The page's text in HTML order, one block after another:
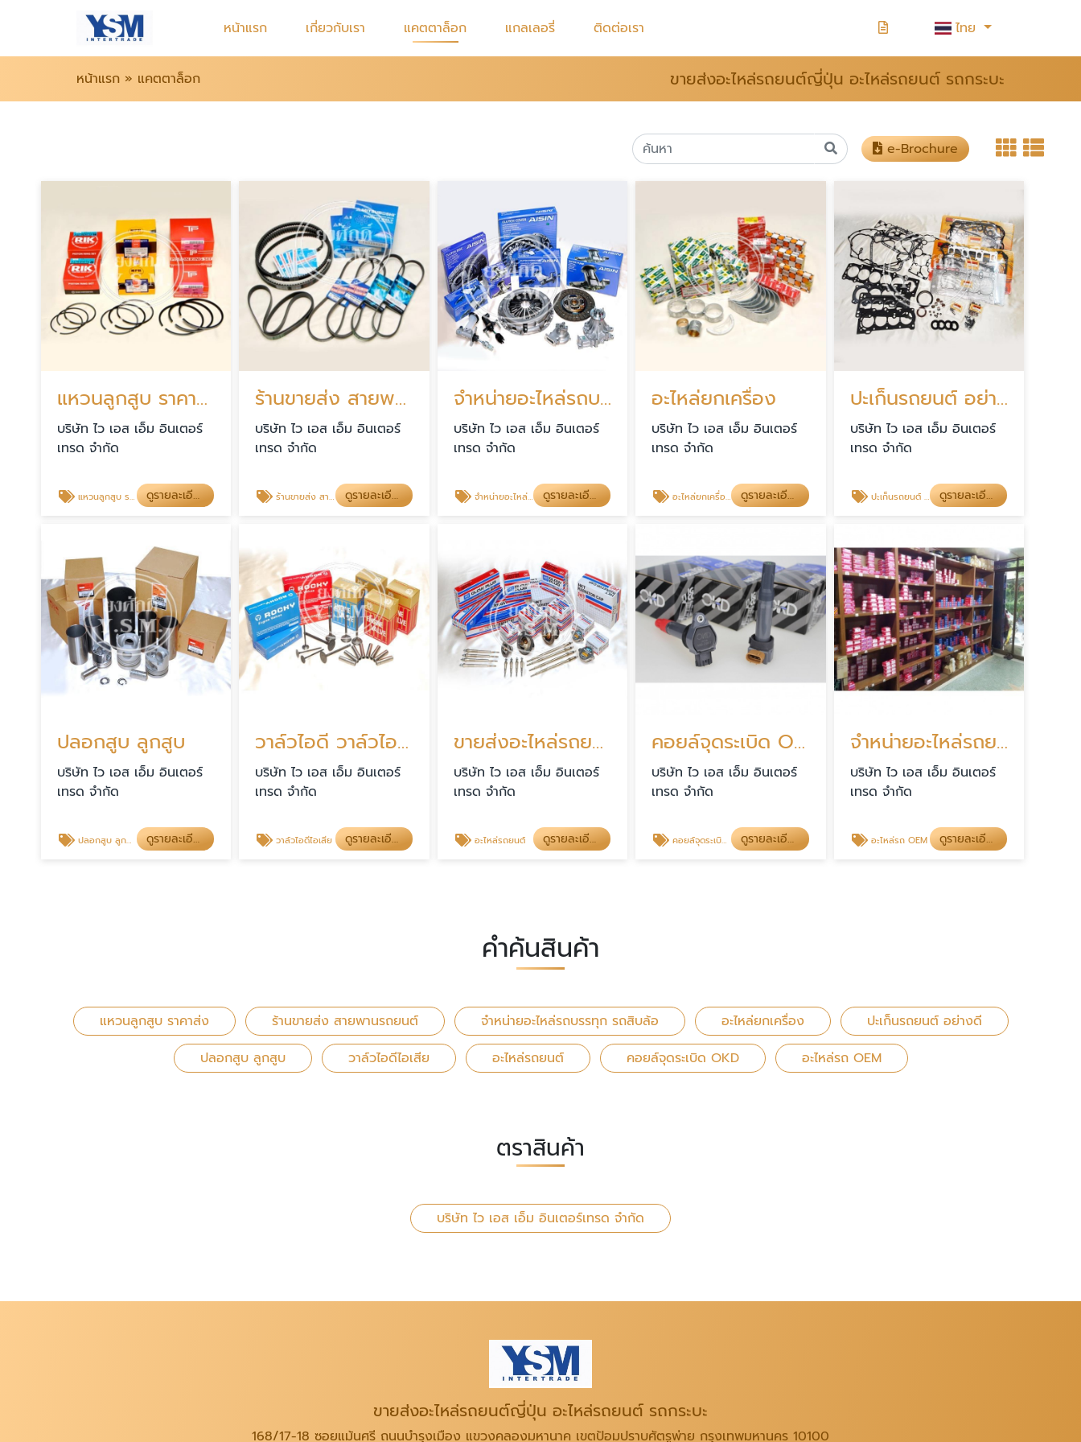
หน้าแรก เกี่ยวกับเรา แคตตาล็อก แกลเลอรี่ ติดต่อเรา ไทย
หน้าแรก » แคตตาล็อก ขายส่งอะไหล่รถยนต์ญี่ปุ่น อะไหล่รถยนต์ รถกระบะ
e-Brochure
แหวนลูกสูบ ราคาส่ง
บริษัท ไว เอส เอ็ม อินเตอร์
เทรด จำกัด
แหวนลูกสูบ ราคาส่ง ดูรายละเอียด
ร้านขายส่ง สายพานรถยนต์
บริษัท ไว เอส เอ็ม อินเตอร์
เทรด จำกัด
ร้านขายส่ง สายพานรถยนต์ ดูรายละเอียด
จำหน่ายอะไหล่รถบรรทุก รถสิบล้อ
บริษัท ไว เอส เอ็ม อินเตอร์
เทรด จำกัด
จำหน่ายอะไหล่รถบรรทุก รถสิบล้อ ดูรายละเอียด
อะไหล่ยกเครื่อง
บริษัท ไว เอส เอ็ม อินเตอร์
เทรด จำกัด
อะไหล่ยกเครื่อง ดูรายละเอียด
ปะเก็นรถยนต์ อย่างดี
บริษัท ไว เอส เอ็ม อินเตอร์
เทรด จำกัด
ปะเก็นรถยนต์ อย่างดี ดูรายละเอียด
ปลอกสูบ ลูกสูบ
บริษัท ไว เอส เอ็ม อินเตอร์
เทรด จำกัด
ปลอกสูบ ลูกสูบ ดูรายละเอียด
วาล์วไอดี วาล์วไอเสีย
บริษัท ไว เอส เอ็ม อินเตอร์
เทรด จำกัด
วาล์วไอดีไอเสีย ดูรายละเอียด
ขายส่งอะไหล่รถยนต์
บริษัท ไว เอส เอ็ม อินเตอร์
เทรด จำกัด
อะไหล่รถยนต์ ดูรายละเอียด
คอยล์จุดระเบิด OKD คอยล์หัวเทียน
บริษัท ไว เอส เอ็ม อินเตอร์
เทรด จำกัด
คอยล์จุดระเบิด OKD ดูรายละเอียด
จำหน่ายอะไหล่รถยนต์ OEM
บริษัท ไว เอส เอ็ม อินเตอร์
เทรด จำกัด
อะไหล่รถ OEM ดูรายละเอียด
คำค้นสินค้า
แหวนลูกสูบ ราคาส่ง ร้านขายส่ง สายพานรถยนต์ จำหน่ายอะไหล่รถบรรทุก รถสิบล้อ อะไหล่ยกเครื่อง
ปะเก็นรถยนต์ อย่างดี
ปลอกสูบ ลูกสูบ
วาล์วไอดีไอเสีย อะไหล่รถยนต์ คอยล์จุดระเบิด OKD อะไหล่รถ OEM
ตราสินค้า
บริษัท ไว เอส เอ็ม อินเตอร์เทรด จำกัด
ขายส่งอะไหล่รถยนต์ญี่ปุ่น อะไหล่รถยนต์ รถกระบะ
168/17-18 ซอยแม้นศรี ถนนบำรุงเมือง แขวงคลองมหานาค เขตป้อมปราบศัตรูพ่าย กรุงเทพมหานคร 10100